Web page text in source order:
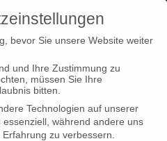
“Wadans Welt” im Kino
bevor Sie unsere Website weiter
und Ihre Zustimmung zu
müssen Sie Ihre
bitten.
Technologien auf unserer
während andere uns
zu verbessern.